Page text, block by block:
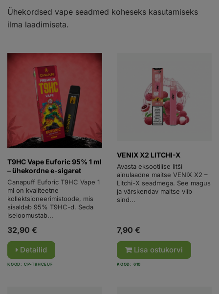
Ühekordsed vape seadmed koheseks kasutamiseks
ilma laadimiseta.
KOOD: CP-T9HCEUF
T9HC Vape Euforic 95% 1 ml
– ühekordne e-sigaret
Canapuff Euforic T9HC Vape 1
ml on kvaliteetne
kollektsioneerimistoode, mis
sisaldab 95% T9HC-d. Seda
iseloomustab...
32,90 €
Detailid
KOOD: 610
VENIX X2 LITCHI-X
Avasta eksootilise litši
ainulaadne maitse VENIX X2 –
Litchi-X seadmega. See magus
ja värskendav maitse viib
sind...
7,90 €
Lisa ostukorvi